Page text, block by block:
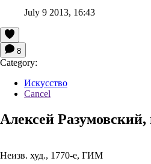
July 9 2013, 16:43
8
Category:
Искусство
Cancel
Алексей
Неизв. худ., 1770-е, ГИМ